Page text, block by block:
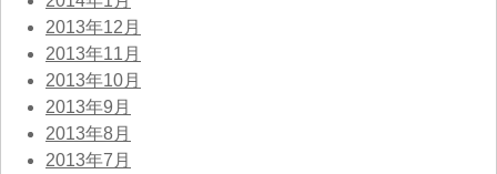
2013年12月
2013年11月
2013年10月
2013年9月
2013年8月
2013年7月